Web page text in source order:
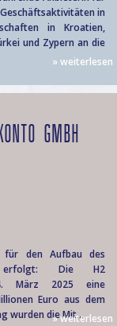
in
in Kroatien,
und Zypern an die
» weiterlesen
GMBH
für den Aufbau des
erfolgt: Die H2
März 2025 eine
Euro aus dem
wurden die Mit...» weiterlesen